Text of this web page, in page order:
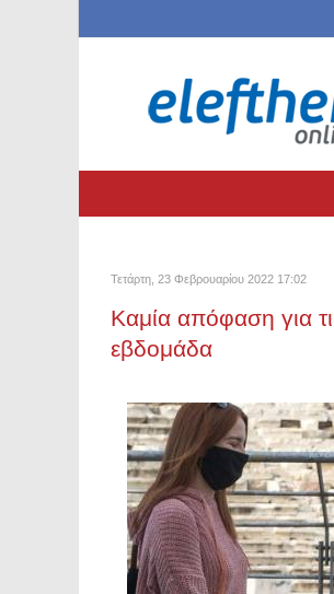
Τετάρτη, 23 Φεβρουαρίου 2022 17:02
Καμία απόφαση για
εβδομάδα